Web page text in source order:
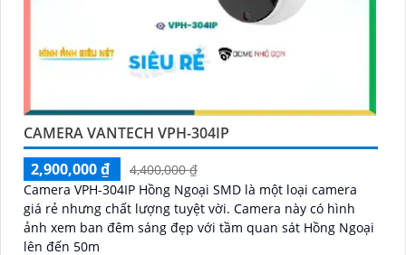
CAMERA VANTECH VPH-304IP
2,900,000 ₫
4,400,000 ₫
Camera VPH-304IP Hồng Ngoại SMD là một loại camera
giá rẻ nhưng chất lượng tuyệt vời. Camera này có hình
ảnh xem ban đêm sáng đẹp với tầm quan sát Hồng Ngoại
lên đến 50m